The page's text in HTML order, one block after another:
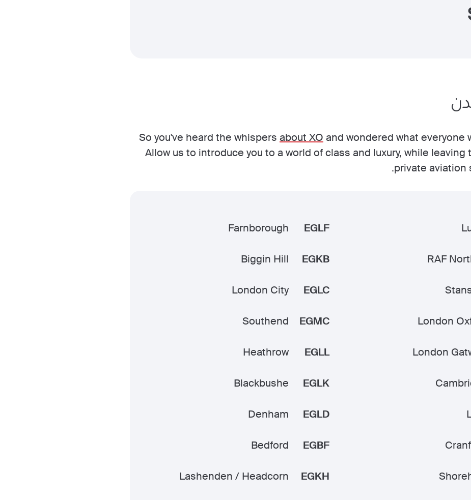
So you've heard the whispers about XO and wondered what everyone
Allow us to introduce you to a world of class and luxury, while
private aviation
EGLF
Farnborough
RAF
EGKB
Biggin Hill
EGLC
London City
London
EGMC
Southend
London
EGLL
Heathrow
EGLK
Blackbushe
EGLD
Denham
EGBF
Bedford
EGKH
Lashenden / Headcorn